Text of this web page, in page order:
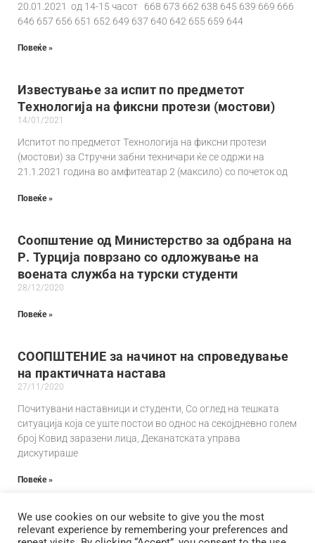
20.01.2021 од 14-15 часот 668 673 662 638 645 639 669 666
646 657 656 651 652 649 637 640 642 655 659 644
Повеќе »
Известување за испит по предметот
Tехнологија на фиксни протези (мостови)
14/01/2021
Испитот по предметот Tехнологија на фиксни протези
(мостови) за Стручни забни техничари ќе се одржи на
21.1.2021 година во амфитеатар 2 (максило) со почеток од
Повеќе »
Соопштение од Министерство за oдбрана на
Р. Турција поврзано со одложување на
воената служба на турски студенти
28/12/2020
Повеќе »
СООПШТЕНИЕ за начинот на спроведување
на практичната настава
27/11/2020
Почитувани наставници и студенти, Со оглед на тешката
ситуација која се уште постои во однос на секојдневно голем
број Ковид заразени лица, Деканатската управа
дискутираше
Повеќе »
We use cookies on our website to give you the most
relevant experience by remembering your preferences and